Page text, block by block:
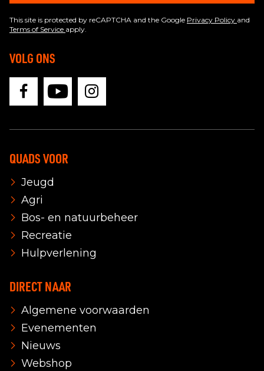
This site is protected by reCAPTCHA and the Google Privacy Policy and
Terms of Service apply.
VOLG ONS
QUADS VOOR
Jeugd
Agri
Bos- en natuurbeheer
Recreatie
Hulpverlening
DIRECT NAAR
Algemene voorwaarden
Evenementen
Nieuws
Webshop